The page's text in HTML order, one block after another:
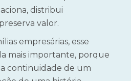
distribui
valor.
empresárias, esse
mais importante, porque
continuidade de um